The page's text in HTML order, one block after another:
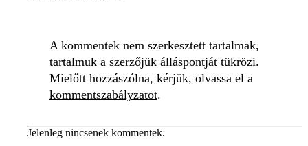
A kommentek nem szerkesztett tartalmak,
tartalmuk a szerzőjük álláspontját tükrözi.
Mielőtt hozzászólna, kérjük, olvassa el a
kommentszabályzatot.
Jelenleg nincsenek kommentek.